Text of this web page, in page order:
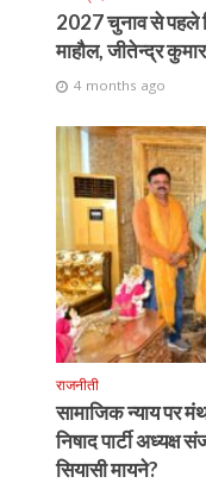
2027 चुनाव से पहले
माहौल, जीतेन्द्र
4 months ago
राजनीती
सामाजिक न्याय पर
निषाद पार्टी अध्यक्ष
सियासी मायने?